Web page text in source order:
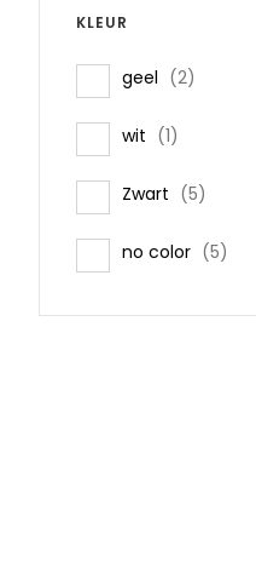
KLEUR
geel 2items
wit 1item
Zwart 5items
no color 5items